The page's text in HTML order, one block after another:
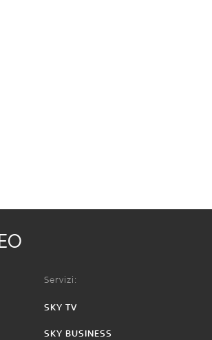
Servizi:
SKY TV
SKY BUSINESS